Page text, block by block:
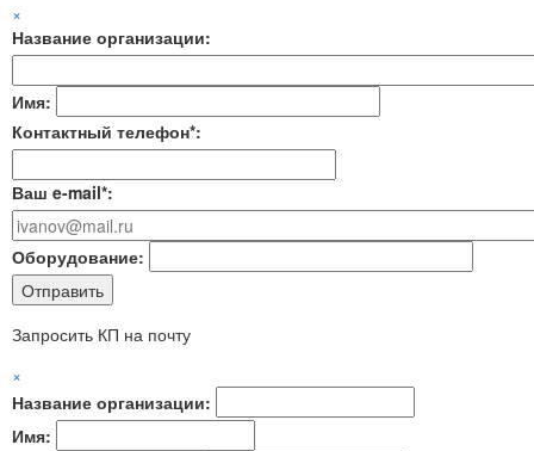
×
Название организации:
Имя:
Контактный телефон*:
Ваш e-mail*:
Оборудование:
Запросить КП на почту
×
Название организации:
Имя: